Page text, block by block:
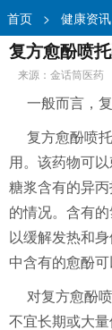
首页 > 健康资讯
复方愈酚喷
来源：金话筒医药
一般而言，
复方愈酚喷
用。该药物可
糖浆含有的异
的情况。含有
以缓解发热和
中含有的愈酚
对复方愈酚
不宜长期或大